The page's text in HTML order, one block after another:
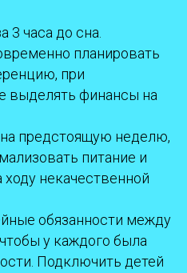
3 часа до сна.
планировать
при
выделять финансы на
предстоящую неделю,
питание и
некачественной
обязанности между
у каждого была
Подключить детей